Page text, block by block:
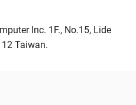
Inc. 1F., No.15, Lide
Taiwan.